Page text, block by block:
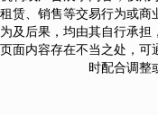
租赁、销售等交易行为或商
为及后果，均由其自行承担
页面内容存在不当之处，可
时配合调整